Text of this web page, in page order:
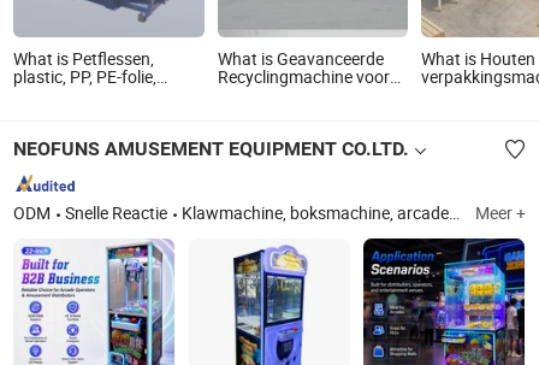
What is Petflessen,
plastic, PP, PE-folie,
enkelasversnipperaar,
What is Geavanceerde
Recyclingmachine voor
What is Houten
NEOFUNS AMUSEMENT EQUIPMENT CO.LTD.
ODM Snelle Reactie Klawmachine, boksmachine, arcadegame-machine, dartmachine, prijsautomaat, basketbalmachine, inwisselmachine, kinderspelmachine, pennypersmachine Meer +